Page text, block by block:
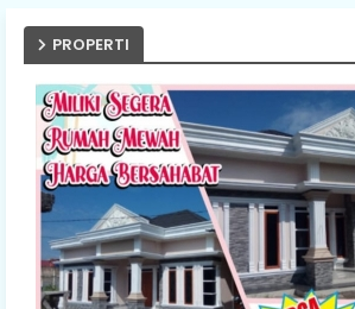
PROPERTI